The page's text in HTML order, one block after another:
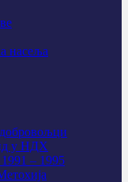
насеља
у НДХ
– 1995